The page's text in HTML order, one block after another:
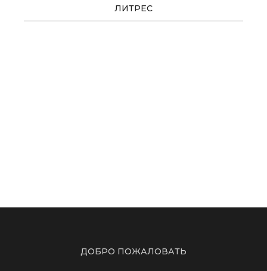
ЛИТРЕС
ДОБРО ПОЖАЛОВАТЬ